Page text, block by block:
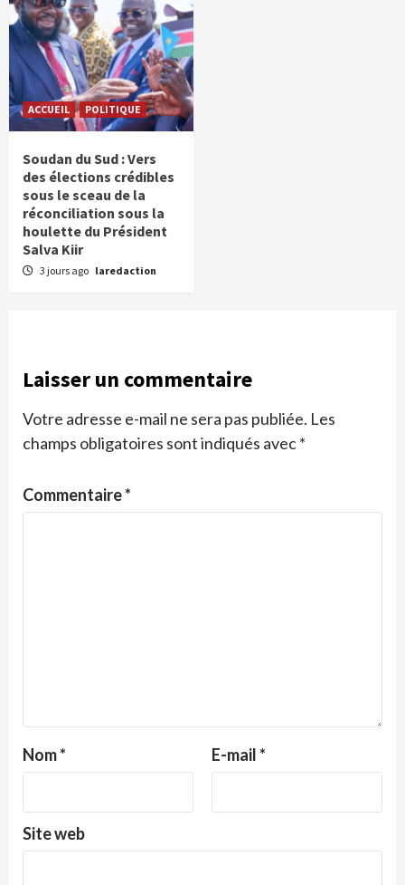
ACCUEIL POLITIQUE
Soudan du Sud : Vers
des élections crédibles
sous le sceau de la
réconciliation sous la
houlette du Président
Salva Kiir
3 jours ago laredaction
Laisser un commentaire
Votre adresse e-mail ne sera pas publiée. Les
champs obligatoires sont indiqués avec*
Commentaire*
Nom* E-mail*
Site web